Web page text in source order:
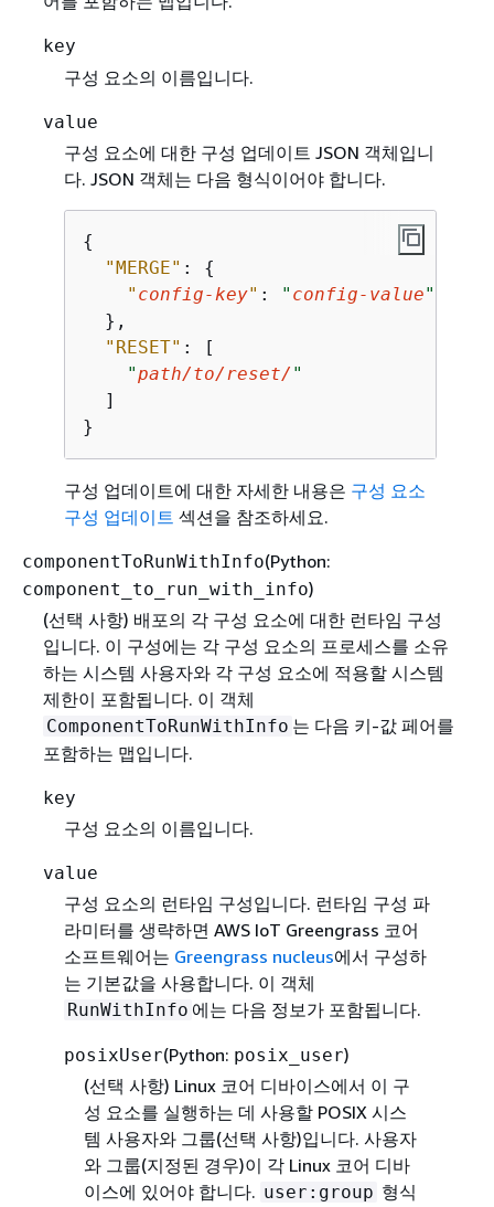
key
구성 요소의 이름입니다.
value
구성 요소에 대한 구성 업데이트 JSON 객체입니
다. JSON 객체는 다음 형식이어야 합니다.
{
"MERGE" : {
" config-key" : " config-value"
  },
"RESET" : [
"path/to/reset/ "
  ]
}
구성 업데이트에 대한 자세한 내용은 구성 요소
구성 업데이트 섹션을 참조하세요.
componentToRunWithInfo(Python:
component_to_run_with_info)
(선택 사항) 배포의 각 구성 요소에 대한 런타임 구성
입니다. 이 구성에는 각 구성 요소의 프로세스를 소유
하는 시스템 사용자와 각 구성 요소에 적용할 시스템
제한이 포함됩니다. 이 객체
ComponentToRunWithInfo 는 다음 키-값 페어를
포함하는 맵입니다.
key
구성 요소의 이름입니다.
value
구성 요소의 런타임 구성입니다. 런타임 구성 파
라미터를 생략하면 AWS IoT Greengrass 코어
소프트웨어는 Greengrass nucleus에서 구성하
는 기본값을 사용합니다. 이 객체
RunWithInfo 에는 다음 정보가 포함됩니다.
posixUser(Python: posix_user)
(선택 사항) Linux 코어 디바이스에서 이 구
성 요소를 실행하는 데 사용할 POSIX 시스
템 사용자와 그룹(선택 사항)입니다. 사용자
와 그룹(지정된 경우)이 각 Linux 코어 디바
이스에 있어야 합니다. user:group 형식